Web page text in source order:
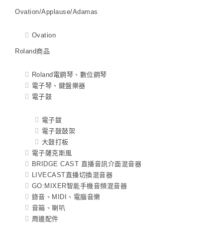
Ovation/Applause/Adamas
Ovation
Roland商品
Roland電鋼琴、數位鋼琴
電子琴、鍵盤樂器
電子鼓
電子鈸
電子鼓鼓架
大鼓打板
電子薩克斯風
BRIDGE CAST 直播音訊介面混音器
LIVECAST直播切換混音器
GO:MIXER智能手機音頻混音器
錄音、MIDI、電腦音樂
音箱、喇叭
周邊配件